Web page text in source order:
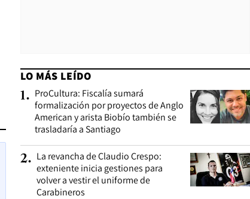
LO MÁS LEÍDO
1. ProCultura: Fiscalía sumará
formalización por proyectos de Anglo
American y arista Biobío también se
trasladaría a Santiago
2. La revancha de Claudio Crespo:
exteniente inicia gestiones para
volver a vestir el uniforme de
Carabineros